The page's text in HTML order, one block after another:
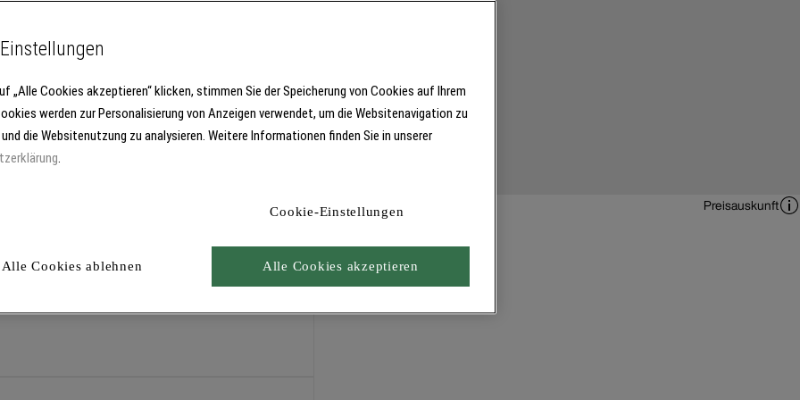
Preisauskunft
auf Decken- und Wandflächen.
„Alle Cookies akzeptieren“ klicken, stimmen Sie der Speicherung von Cookies auf Ihrem
werden zur Personalisierung von Anzeigen verwendet, um die Websitenavigation zu
die Websitenutzung zu analysieren. Weitere Informationen finden Sie in unserer
.
Cookie-Einstellungen
Alle Cookies ablehnen Alle Cookies akzeptieren